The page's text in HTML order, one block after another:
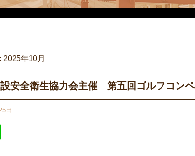
2025年10月
安全衛生協力会主催 第五回ゴルフコンペ
日